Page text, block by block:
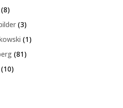
88
Produkte
33
Produkte
11
8181
1010